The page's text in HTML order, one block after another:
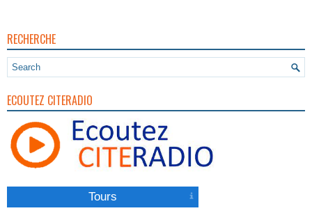
RECHERCHE
ECOUTEZ CITERADIO
Tours